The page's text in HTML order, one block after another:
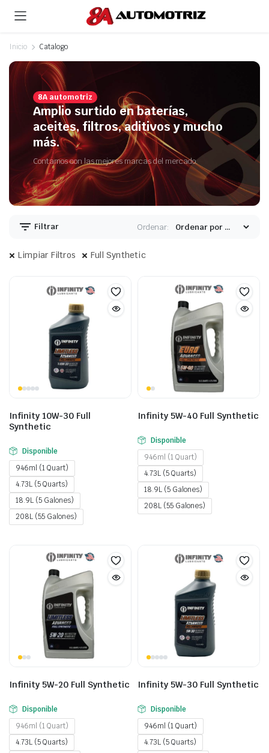
Inicio Catalogo
8A automotriz
Amplio surtido en baterías,
aceites, filtros, aditivos y mucho
más.
Contamos con las mejores marcas del mercado.
Filtrar Ordenar:
Limpiar Filtros Full Synthetic
Infinity 10W-30 Full
Synthetic
Disponible
946ml (1 Quart)
4.73L (5 Quarts)
18.9L (5 Galones)
208L (55 Galones)
Infinity 5W-40 Full Synthetic
Disponible
946ml (1 Quart)
4.73L (5 Quarts)
18.9L (5 Galones)
208L (55 Galones)
Infinity 5W-20 Full Synthetic
Disponible
946ml (1 Quart)
4.73L (5 Quarts)
Infinity 5W-30 Full Synthetic
Disponible
946ml (1 Quart)
4.73L (5 Quarts)